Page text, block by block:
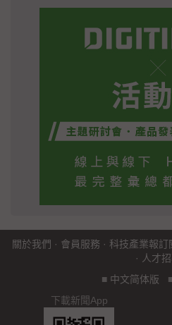
關於我們 · 會員服務 · 科技產業報訂
· 人才
■ 中文简体版
下載新聞App